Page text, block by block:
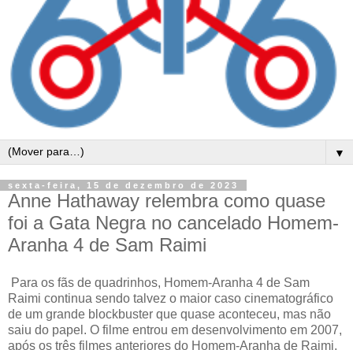
▼
sexta-feira, 15 de dezembro de 2023
Anne Hathaway relembra como quase
foi a Gata Negra no cancelado Homem-
Aranha 4 de Sam Raimi
Para os fãs de quadrinhos, Homem-Aranha 4 de Sam
Raimi continua sendo talvez o maior caso cinematográfico
de um grande blockbuster que quase aconteceu, mas não
saiu do papel. O filme entrou em desenvolvimento em 2007,
após os três filmes anteriores do Homem-Aranha de Raimi,